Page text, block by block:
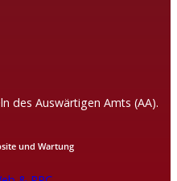
des Auswärtigen Amts (AA).
und Wartung